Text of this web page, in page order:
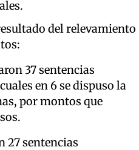
del relevamiento
37 sentencias
en 6 se dispuso la
por montos que
27 sentencias